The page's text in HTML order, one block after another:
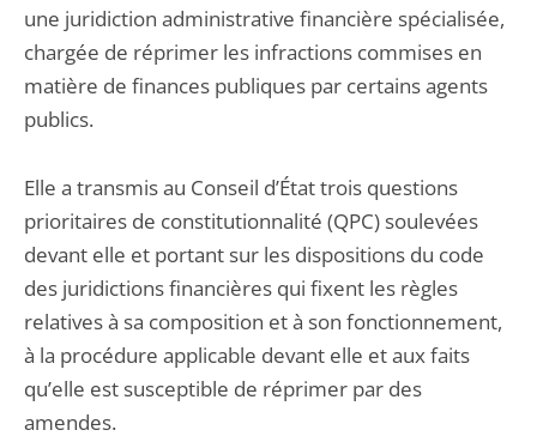
une juridiction administrative financière spécialisée,
chargée de réprimer les infractions commises en
matière de finances publiques par certains agents
publics.
Elle a transmis au Conseil d’État trois questions
prioritaires de constitutionnalité (QPC) soulevées
devant elle et portant sur les dispositions du code
des juridictions financières qui fixent les règles
relatives à sa composition et à son fonctionnement,
à la procédure applicable devant elle et aux faits
qu’elle est susceptible de réprimer par des
amendes.